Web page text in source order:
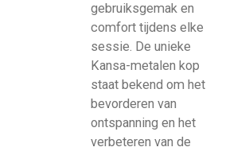
gebruiksgemak en
comfort tijdens elke
sessie. De unieke
Kansa-metalen kop
staat bekend om het
bevorderen van
ontspanning en het
verbeteren van de